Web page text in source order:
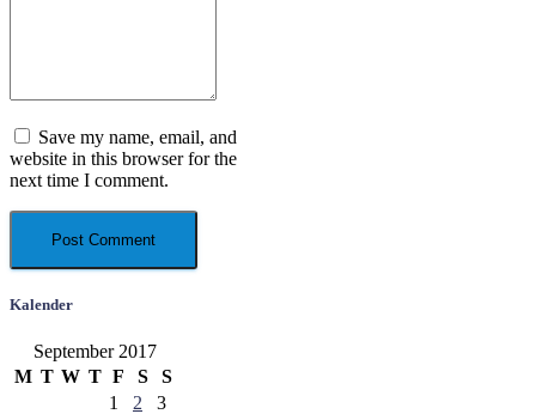
Save my name, email, and
website in this browser for the
next time I comment.
Kalender
September 2017
M T W T F S
S
1
2
3